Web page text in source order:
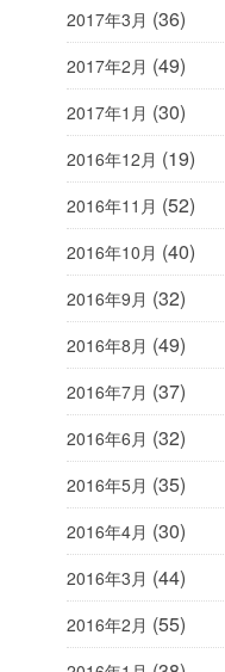
2017年3月 (36)
2017年2月 (49)
2017年1月 (30)
2016年12月 (19)
2016年11月 (52)
2016年10月 (40)
2016年9月 (32)
2016年8月 (49)
2016年7月 (37)
2016年6月 (32)
2016年5月 (35)
2016年4月 (30)
2016年3月 (44)
2016年2月 (55)